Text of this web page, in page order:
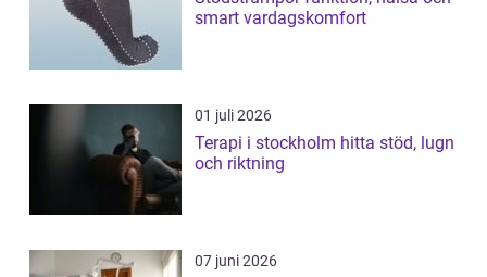
smart vardagskomfort
01 juli 2026
Terapi i stockholm hitta stöd, lugn
och riktning
07 juni 2026